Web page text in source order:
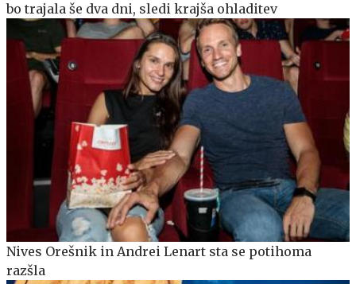
bo trajala še dva dni, sledi krajša ohladitev
Nives Orešnik in Andrei Lenart sta se potihoma
razšla